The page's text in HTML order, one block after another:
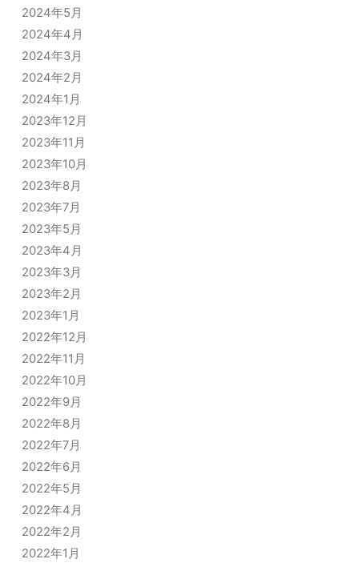
2024年5月
2024年4月
2024年3月
2024年2月
2024年1月
2023年12月
2023年11月
2023年10月
2023年8月
2023年7月
2023年5月
2023年4月
2023年3月
2023年2月
2023年1月
2022年12月
2022年11月
2022年10月
2022年9月
2022年8月
2022年7月
2022年6月
2022年5月
2022年4月
2022年2月
2022年1月